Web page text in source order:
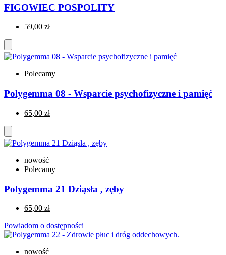
FIGOWIEC POSPOLITY
59,00 zł
Polecamy
Polygemma 08 - Wsparcie psychofizyczne i pamięć
65,00 zł
nowość
Polecamy
Polygemma 21 Dziąsła , zęby
65,00 zł
Powiadom o dostępności
nowość